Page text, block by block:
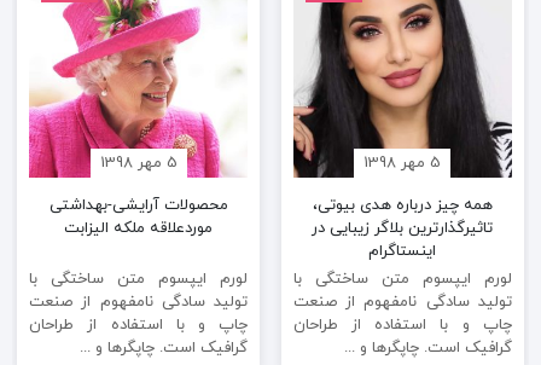
5 مهر 1398
همه چیز درباره هدی بیوتی،
تاثیرگذارترین بلاگر زیبایی در
اینستاگرام
لورم ایپسوم متن ساختگی با
تولید سادگی نامفهوم از صنعت
چاپ و با استفاده از طراحان
گرافیک است. چاپگرها و ...
5 مهر 1398
محصولات آرایشی-بهداشتی
موردعلاقه ملکه الیزابت
لورم ایپسوم متن ساختگی با
تولید سادگی نامفهوم از صنعت
چاپ و با استفاده از طراحان
گرافیک است. چاپگرها و ...